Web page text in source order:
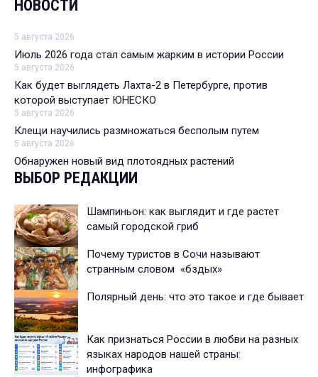
НОВОСТИ
5 августа 2026
Июль 2026 года стал самым жарким в истории России
5 августа 2026
Как будет выглядеть Лахта-2 в Петербурге, против
которой выступает ЮНЕСКО
5 августа 2026
Клещи научились размножаться бесполым путем
5 августа 2026
Обнаружен новый вид плотоядных растений
ВЫБОР РЕДАКЦИИ
Шампиньон: как выглядит и где растет
самый городской гриб
Почему туристов в Сочи называют
странным словом «бздых»
Полярный день: что это такое и где бывает
Как признаться России в любви на разных
языках народов нашей страны:
инфографика